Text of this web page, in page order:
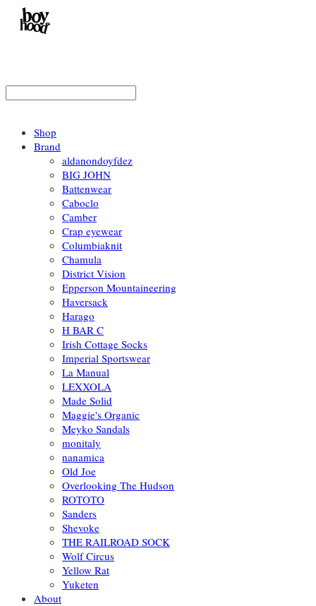
Shop
Brand
aldanondoyfdez
BIG JOHN
Battenwear
Caboclo
Camber
Crap eyewear
Columbiaknit
Chamula
District Vision
Epperson Mountaineering
Haversack
Harago
H BAR C
Irish Cottage Socks
Imperial Sportswear
La Manual
LEXXOLA
Made Solid
Maggie's Organic
Meyko Sandals
monitaly
nanamica
Old Joe
Overlooking The Hudson
ROTOTO
Sanders
Shevoke
THE RAILROAD SOCK
Wolf Circus
Yellow Rat
Yuketen
About